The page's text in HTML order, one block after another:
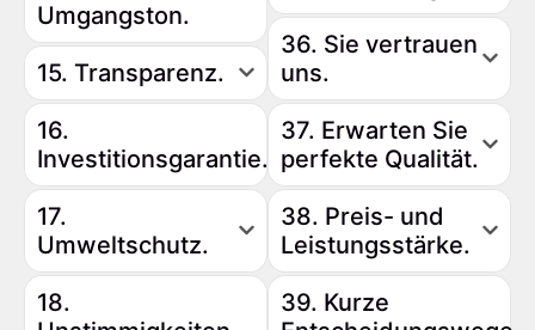
Umgangston.
15. Transparenz.
16.
Investitionsgarantie.
17.
Umweltschutz.
18.
36. Sie vertrauen
uns.
37. Erwarten Sie
perfekte Qualität.
38. Preis- und
Leistungsstärke.
39. Kurze